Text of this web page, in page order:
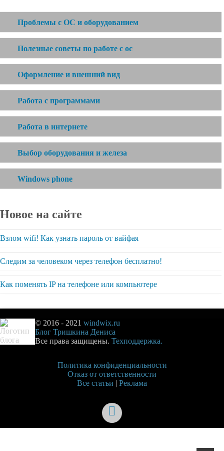
Проблемы с ОС и оборудованием
Полезные советы по работе с ос
Оформление и внешний вид
Работа с программами
Работа в интернете
Выбор оборудования и железа
Windows phone
Новое на сайте
Взлом wifi! Как узнать пароль от вайфая
Следим за человеком через телефон бесплатно!
Как поменять IP на телефоне или компьютере
© 2016 - 2021 windwix.ru
Блог Тришкина Дениса
Все права защищены. Техподдержка.
Политика конфиденциальности
Отказ от ответственности
Все статьи | Реклама